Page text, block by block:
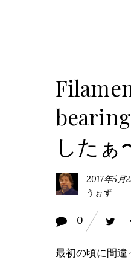
したぁ
2017年5月
うぉず
0
最初の頃に間違